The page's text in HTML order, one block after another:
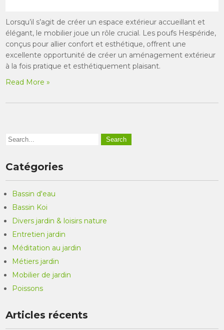
Lorsqu’il s’agit de créer un espace extérieur accueillant et
élégant, le mobilier joue un rôle crucial. Les poufs Hespéride,
conçus pour allier confort et esthétique, offrent une
excellente opportunité de créer un aménagement extérieur
à la fois pratique et esthétiquement plaisant.
Read More »
Catégories
Bassin d'eau
Bassin Koi
Divers jardin & loisirs nature
Entretien jardin
Méditation au jardin
Métiers jardin
Mobilier de jardin
Poissons
Articles récents